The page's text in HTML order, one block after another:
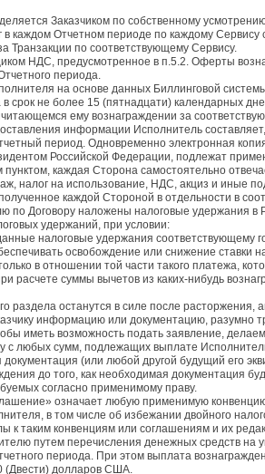
Заказчиком по собственному
каждом Отчетном периоде по каждому Сервису
Транзакции по соответствующему Сервису.
НДС, предусмотренное в п.5.2. Оферты
периода.
на основе данных Биллинговой
срок не более 15 (пятнадцати) календарных
ему вознаграждении за
информации Исполнитель
период. Одновременно электронная
Российской Федерации, подлежат
каждая Сторона самостоятельно
налог на использование, НДС, акциз и иные
каждой Стороной в отдельности в
по Договору наложены налоговые удержания в
удержаний, при условии:
налоговые удержания соответствующему
освобождение или снижение
в отношении той части такого платежа,
расчете суммы вычетов из каких-нибудь
раздела останутся в силе после расторжения,
информацию или документацию, разумно
иметь возможность подать заявление,
любых сумм, подлежащих выплате
(или любой другой будущий его
до того, как необходимая документация
согласно применимому праву.
означает любую применимую
в том числе об избежании двойного
к таким конвенциям или соглашениям и их
путем перечисления денежных средств на
периода. При этом выплата
(Двести) долларов США.